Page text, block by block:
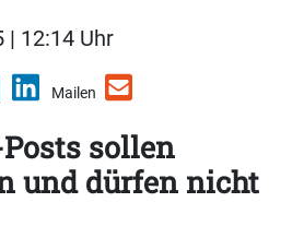
| 12:14 Uhr
Mailen
sollen
und dürfen nicht